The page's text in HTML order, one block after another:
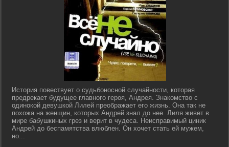
История повествует о судьбоносной случайности, которая
предрекает будущее главного героя, Андрея. Знакомство с
одинокой девушкой Лилей преображает его жизнь. Она так не
похожа на женщин, которых Андрей знал до нее. Лиля живет в
мире бабушкиных грез и верит в чудеса. Неисправимый циник
Андрей до беспамятства влюблен. Он хочет стать ей мужем,
но...